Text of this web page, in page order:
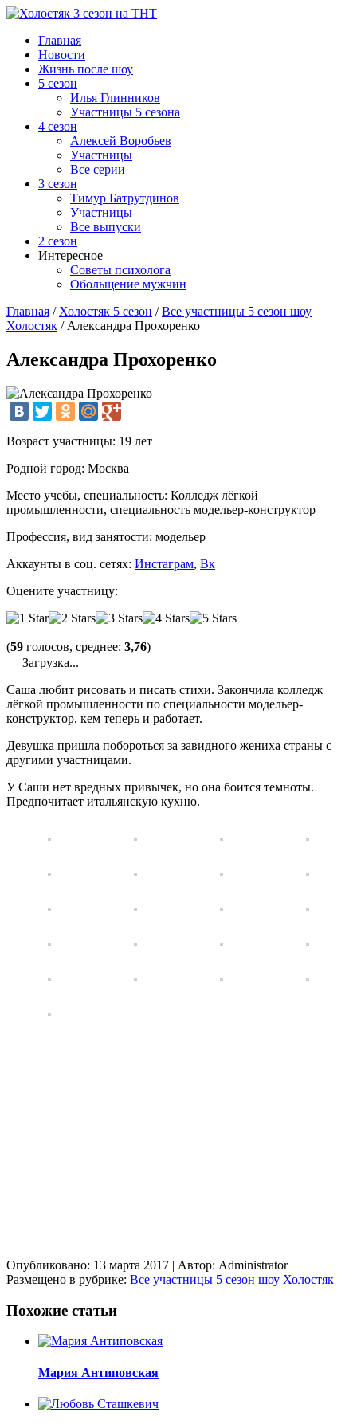
Главная
Новости
Жизнь после шоу
5 сезон
Илья Глинников
Участницы 5 сезона
4 сезон
Алексей Воробьев
Участницы
Все серии
3 сезон
Тимур Батрутдинов
Участницы
Все выпуски
2 сезон
Интересное
Советы психолога
Обольщение мужчин
Главная / Холостяк 5 сезон /Все участницы 5 сезон шоу
Холостяк / Александра Прохоренко
Александра Прохоренко
Возраст участницы: 19 лет
Родной город: Москва
Место учебы, специальность: Колледж лёгкой
промышленности, специальность модельер-конструктор
Профессия, вид занятости: модельер
Аккаунты в соц. сетях: Инстаграм, Вк
Оцените участницу:
(59 голосов, среднее: 3,76)
Загрузка...
Саша любит рисовать и писать стихи. Закончила колледж
лёгкой промышленности по специальности модельер-
конструктор, кем теперь и работает.
Девушка пришла побороться за завидного жениха страны с
другими участницами.
У Саши нет вредных привычек, но она боится темноты.
Предпочитает итальянскую кухню.
Опубликовано: 13 марта 2017 | Автор: Administrator |
Размещено в рубрике: Все участницы 5 сезон шоу Холостяк
Похожие статьи
Мария Антиповская